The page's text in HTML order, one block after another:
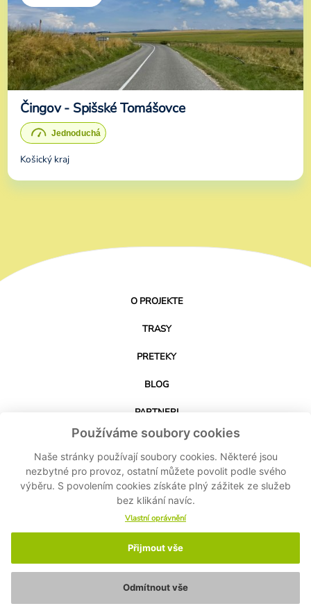
Používáme soubory cookies
Naše stránky používají soubory cookies. Některé jsou
nezbytné pro provoz, ostatní můžete povolit podle svého
výběru. S povolením cookies získáte plný zážitek ze služeb
bez klikání navíc.
Vlastní oprávnění
Přijmout vše
Odmítnout vše
Čingov - Spišské Tomášovce
Košický kraj
O PROJEKTE
TRASY
PRETEKY
BLOG
PARTNERI
KONTAKT
STIAHNUŤ APLIKÁCIU
© 2024-2026 Cyklo Kubík - Všetky práva vyhradené MASPEX Slovakia sro -
Nastavenie cookies-Ochrana osobných údajov -Zásady ochrany osobných